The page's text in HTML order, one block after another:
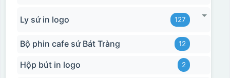
Ly sứ in logo 127
Bộ phin cafe sứ Bát Tràng 12
Hộp bút in logo 2